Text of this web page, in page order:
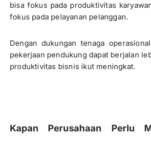
bisa fokus pada produktivitas
fokus pada pelayanan pelanggan.
Dengan dukungan tenaga
pekerjaan pendukung dapat berjalan
produktivitas bisnis ikut meningkat.
Kapan Perusahaan Perlu